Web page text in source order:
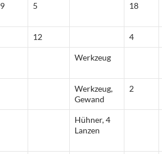
9 5 18
12 4
Werkzeug
Werkzeug,
Gewand
2
Hühner, 4
Lanzen